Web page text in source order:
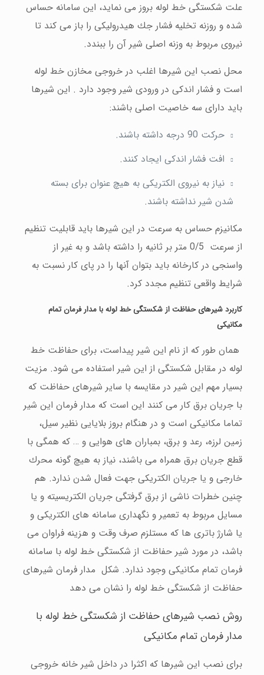
علت شكستگی خط لوله بروز می نماید، این سامانه حساس
شده و روزنه تخلیه فشار جك هیدرولیكی را باز می كند تا
نیروی مربوط به وزنه اصلی شیر آن را ببندد.
محل نصب این شیرها اغلب در خروجی مخازن خط لوله
است و فشار اندكی در ورودی شیر وجود دارد . این شیرها
باید دارای سه خاصیت اصلی باشند:
حركت 90 درجه داشته باشند.
افت فشار اندكی ایجاد كنند.
نیاز به نیروی الكتریكی به هیچ عنوان برای بسته
شدن شیر نداشته باشند.
مكانیزم حساس به سرعت در این شیرها باید قابلیت تنظیم
از سرعت 0/5 متر بر ثانیه را داشته باشد و به غیر از
واسنجی در كارخانه باید بتوان آنها را در پای كار نسبت به
شرایط واقعی تنظیم مجدد كرد.
كاربردشیرهای حفاظتاز شكستگی خطلولهبامدار فرمان تمام
مكانیكی
همان طور كه از نام این شیر پیداست، برای حفاظت خط
لوله در مقابل شكستگی از این شیر استفاده می شود. مزیت
بسیار مهم این شیر در مقایسه با سایر شیرهای حفاظت كه
با جریان برق كار می كنند این است كه مدار فرمان این شیر
تماما مكانیكی است و در هنگام بروز بلایایی نظیر سیل،
زمین لرزه، رعد و برق، بمباران های هوایی و … كه همگی با
قطع جریان برق همراه می باشند، نیاز به هیچ گونه محرك
خارجی و یا جریان الكتریكی جهت فعال شدن ندارد. هم
چنین خطرات ناشی از برق گرفتگی جریان الكتریسیته و یا
مسایل مربوط به تعمیر و نگهداری سامانه های الكتریكی و
یا شارژ باتری ها كه مستلزم صرف وقت و هزینه فراوان می
باشد، در مورد شیر حفاظت از شكستگی خط لوله با سامانه
فرمان تمام مكانیكی وجود ندارد. شكل مدار فرمان شیرهای
حفاظت از شكستگی خط لوله را نشان می دهد
روش نصب شیرهای حفاظت از شكستگی خط لوله با
مدار فرمان تمام مكانیكی
برای نصب این شیرها كه اكثرا در داخل شیر خانه خروجی